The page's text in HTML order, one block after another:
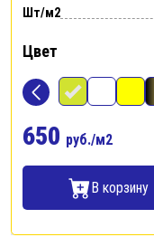
Шт/м2
Цвет
650 руб./м2
В корзину